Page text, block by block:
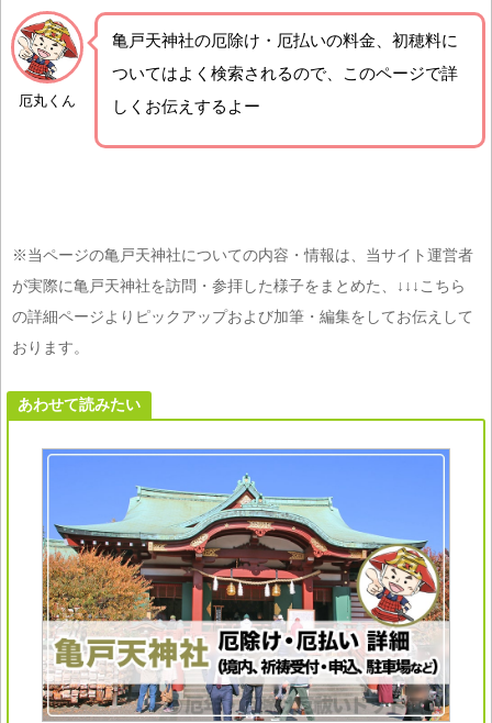
厄丸くん
亀戸天神社の厄除け・厄払いの料金、初穂料に
ついてはよく検索されるので、このページで詳
しくお伝えするよー
※当ページの亀戸天神社についての内容・情報は、当サイト運営者
が実際に亀戸天神社を訪問・参拝した様子をまとめた、↓↓↓こちら
の詳細ページよりピックアップおよび加筆・編集をしてお伝えして
おります。
あわせて読みたい